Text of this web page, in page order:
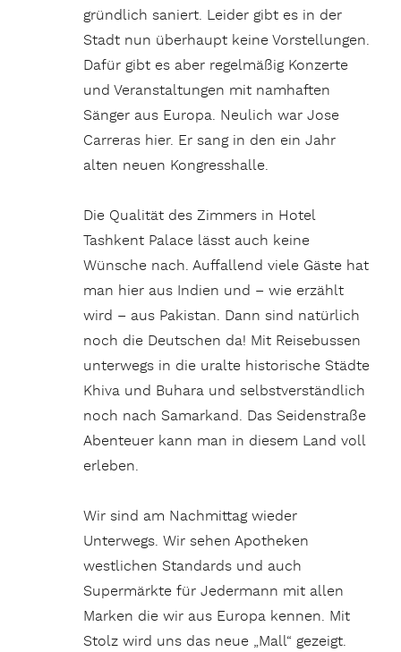
gründlich saniert. Leider gibt es in der
Stadt nun überhaupt keine Vorstellungen.
Dafür gibt es aber regelmäßig Konzerte
und Veranstaltungen mit namhaften
Sänger aus Europa. Neulich war Jose
Carreras hier. Er sang in den ein Jahr
alten neuen Kongresshalle.
Die Qualität des Zimmers in Hotel
Tashkent Palace lässt auch keine
Wünsche nach. Auffallend viele Gäste hat
man hier aus Indien und – wie erzählt
wird – aus Pakistan. Dann sind natürlich
noch die Deutschen da! Mit Reisebussen
unterwegs in die uralte historische Städte
Khiva und Buhara und selbstverständlich
noch nach Samarkand. Das Seidenstraße
Abenteuer kann man in diesem Land voll
erleben.
Wir sind am Nachmittag wieder
Unterwegs. Wir sehen Apotheken
westlichen Standards und auch
Supermärkte für Jedermann mit allen
Marken die wir aus Europa kennen. Mit
Stolz wird uns das neue „Mall“ gezeigt.